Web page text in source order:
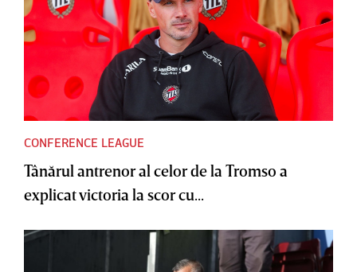
CONFERENCE LEAGUE
Tânărul antrenor al celor de la Tromso a
explicat victoria la scor cu...